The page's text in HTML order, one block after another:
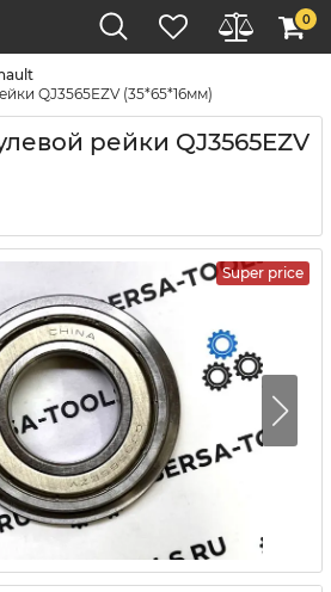
0
QJ3565EZV (35*65*16мм)
рейки QJ3565EZV
Super price